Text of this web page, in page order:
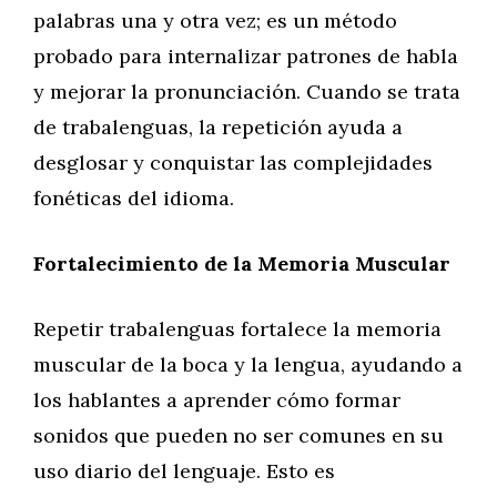
palabras una y otra vez; es un método
probado para internalizar patrones de habla
y mejorar la pronunciación. Cuando se trata
de trabalenguas, la repetición ayuda a
desglosar y conquistar las complejidades
fonéticas del idioma.
Fortalecimiento de la Memoria Muscular
Repetir trabalenguas fortalece la memoria
muscular de la boca y la lengua, ayudando a
los hablantes a aprender cómo formar
sonidos que pueden no ser comunes en su
uso diario del lenguaje. Esto es